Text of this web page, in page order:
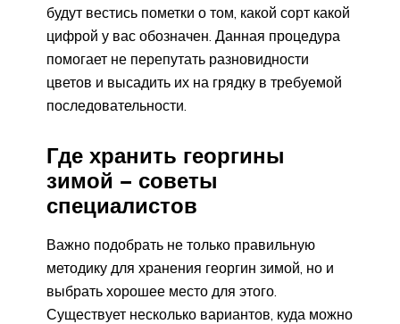
будут вестись пометки о том, какой сорт какой
цифрой у вас обозначен. Данная процедура
помогает не перепутать разновидности
цветов и высадить их на грядку в требуемой
последовательности.
Где хранить георгины
зимой − советы
специалистов
Важно подобрать не только правильную
методику для хранения георгин зимой, но и
выбрать хорошее место для этого.
Существует несколько вариантов, куда можно